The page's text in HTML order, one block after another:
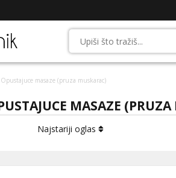
Opustajuce masaze (pruza muskarac)
MASAZE
Najstariji oglas